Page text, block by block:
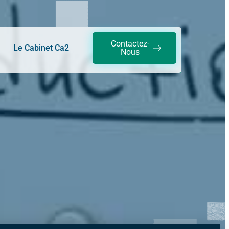
Le Cabinet Ca2
Contactez-
Nous